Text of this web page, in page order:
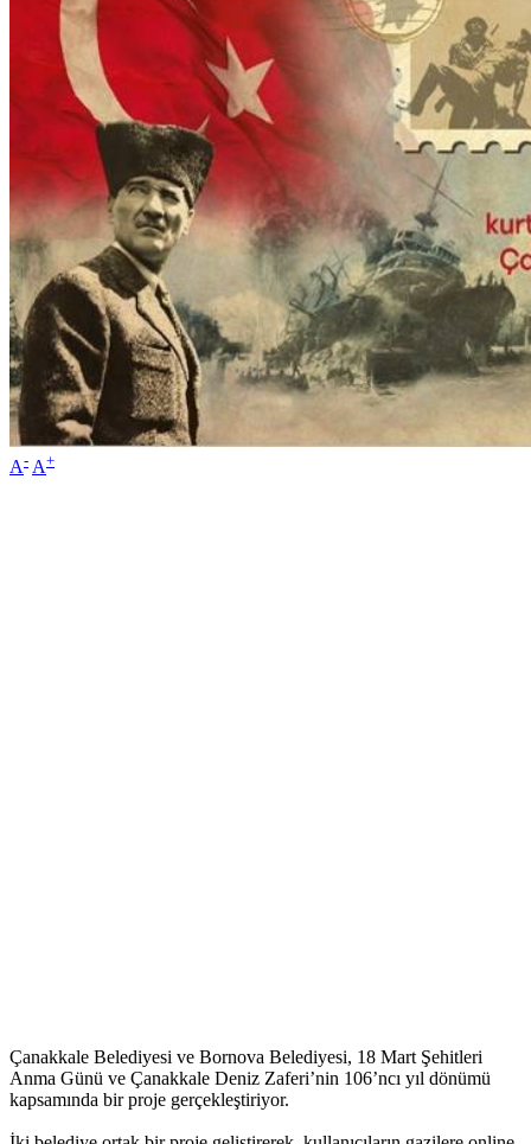
A- A+
Çanakkale Belediyesi ve Bornova Belediyesi, 18 Mart Şehitleri
Anma Günü ve Çanakkale Deniz Zaferi’nin 106’ncı yıl dönümü
kapsamında bir proje gerçekleştiriyor.